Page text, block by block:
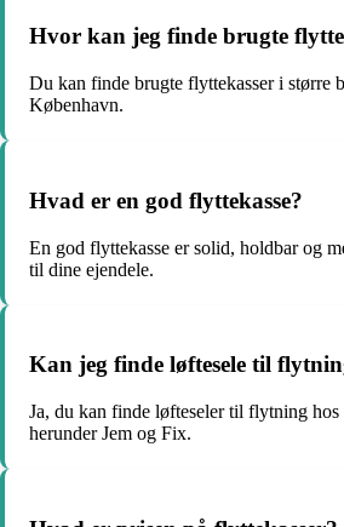
Hvor kan jeg finde brugte
Du kan finde brugte flyttekasser i større
København.
Hvad er en god flyttekasse?
En god flyttekasse er solid, holdbar og
til dine ejendele.
Kan jeg finde løftesele til
Ja, du kan finde løfteseler til flytning
herunder Jem og Fix.